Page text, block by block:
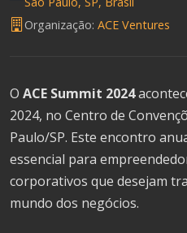
Organização: ACE Ventures
O ACE Summit 2024
2024, no Centro de
Paulo/SP. Este encontro
essencial para
corporativos que desejam
mundo dos negócios.